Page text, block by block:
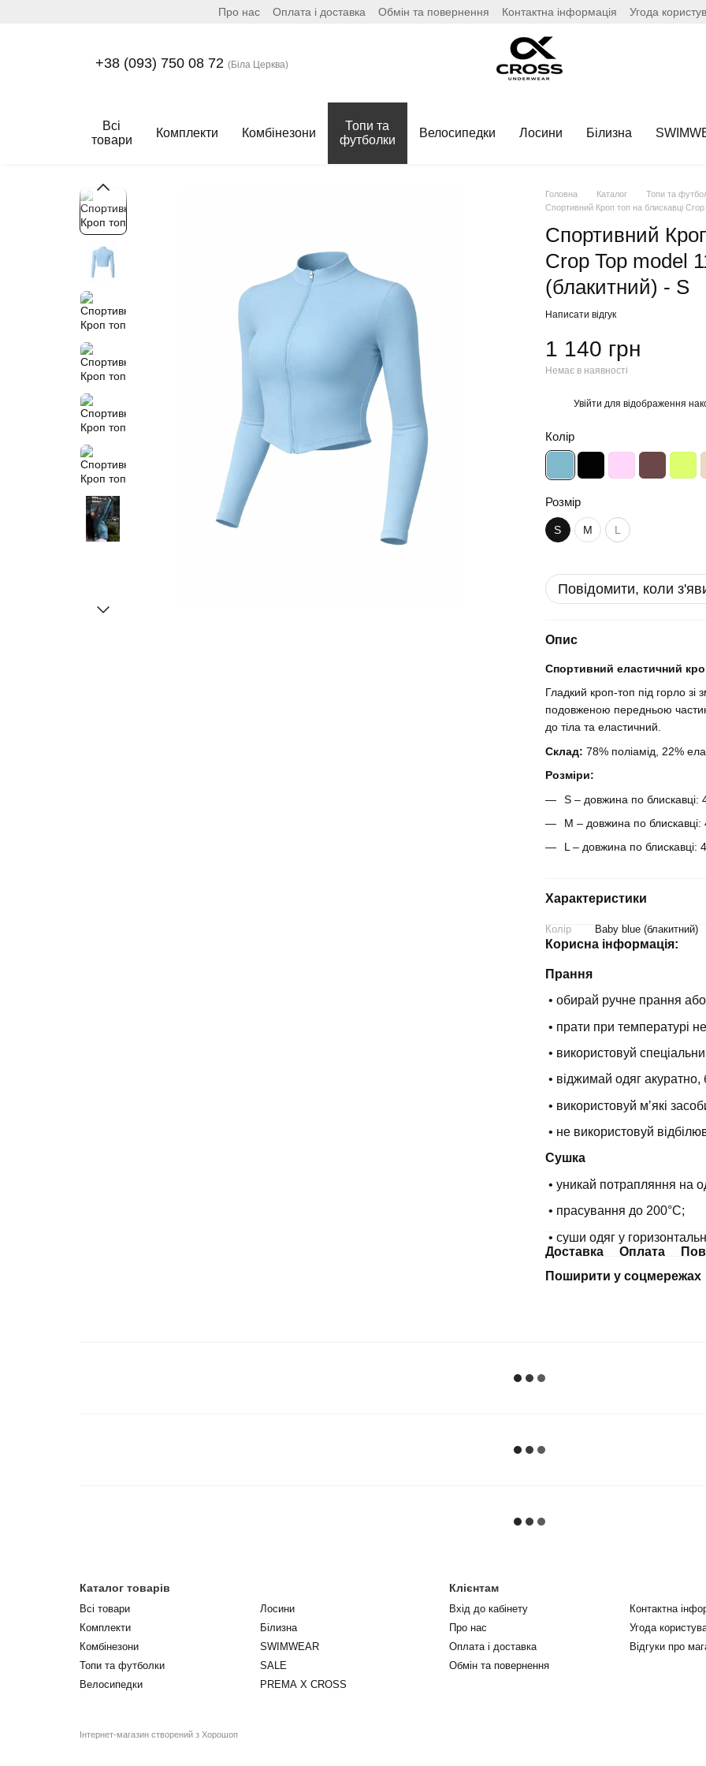
Про нас Оплата і доставка Обмін та повернення Контактна інформація Угода
+38 (093) 750 08 72 (Біла Церква)
Всі
товари
Комплекти Комбінезони
Топи та
футболки
Велосипедки Лосини Білизна
Головна Каталог
Топи та
Спортивний Кроп топ на блискавці
Спортивний
Crop Top model
(блакитний) - S
Написати відгук
1 140 грн
Немає в наявності
Увійти для відображення
Колір
Розмір
S M L
Повідомити, коли
Опис
Спортивний еластичний
Гладкий кроп-топ під горло
подовженою передньою
до тіла та еластичний.
Склад: 78% поліамід, 22%
Розміри:
S – довжина по блискавці:
M – довжина по блискавці:
L – довжина по блискавці:
Характеристики
Колір Baby blue (блакитний)
Корисна інформація:
Прання
• обирай ручне прання
• прати при температурі
• використовуй
• віджимай одяг акуратно,
• використовуй мʼякі
• не використовуй
Сушка
• уникай потрапляння на
• прасування до 200°С;
• суши одяг у
Доставка
Оплата
Поширити у соцмережах
Каталог товарів
Всі товари
Комплекти
Комбінезони
Топи та футболки
Велосипедки
Лосини
Білизна
SWIMWEAR
SALE
PREMA X CROSS
Інтернет-магазин створений з Хорошоп
Клієнтам
Вхід до кабінету
Про нас
Оплата і доставка
Обмін та повернення
Контактна
Угода
Відгуки про